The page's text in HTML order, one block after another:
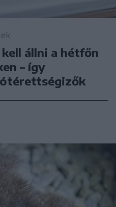
állni a hétfőn
– így